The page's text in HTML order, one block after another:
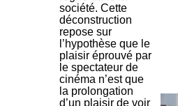
société. Cette
déconstruction
repose sur
l’hypothèse que le
plaisir éprouvé par
le spectateur de
cinéma n’est que
la prolongation
d’un plaisir de voir